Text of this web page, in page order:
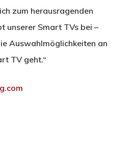
zum herausragenden
unserer Smart TVs bei –
Auswahlmöglichkeiten an
TV geht.“